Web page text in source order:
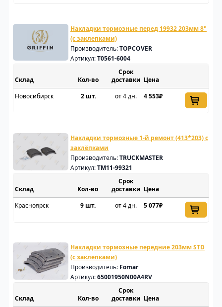
Накладки тормозные перед 19932 203мм 8"
(с заклепками)
Производитель:TOPCOVER
Артикул:T0561-6004
Склад
Срок
доставки Цена
Новосибирск
2 шт. от 4 дн. 4 553₽
Накладки тормозные 1-й ремонт (413*203) с
заклёпками
Производитель:TRUCKMASTER
Артикул:TM11-99321
Склад
Срок
доставки Цена
Красноярск
9 шт. от 4 дн. 5 077₽
Накладки тормозные передние 203мм STD
(с заклепками)
Производитель: Fomar
Артикул:65001950N00A4RV
Склад
Срок
доставки Цена